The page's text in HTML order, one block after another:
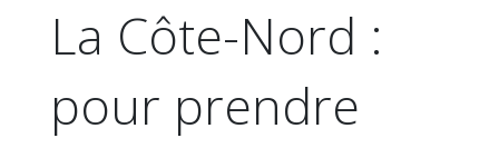
La Côte-Nord :
pour prendre